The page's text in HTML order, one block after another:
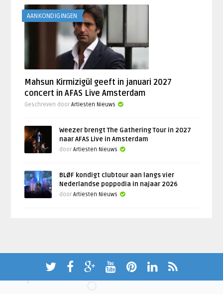
AANKONDIGINGEN
Mahsun Kirmizigül geeft in januari 2027
concert in AFAS Live Amsterdam
Geschreven doorArtiesten Nieuws
Weezer brengt The Gathering Tour in 2027
naar AFAS Live in Amsterdam
doorArtiesten Nieuws
BLØF kondigt clubtour aan langs vier
Nederlandse poppodia in najaar 2026
doorArtiesten Nieuws